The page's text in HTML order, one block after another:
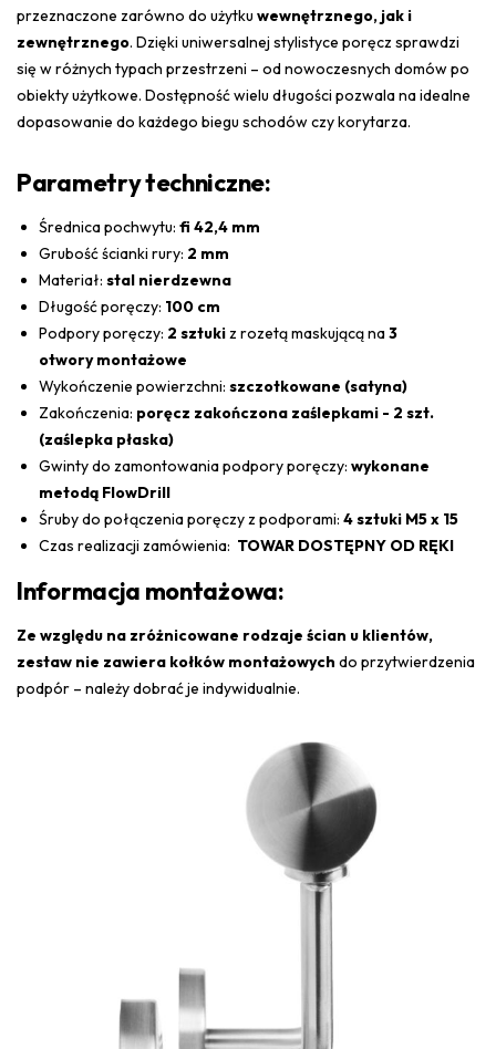
przeznaczone zarówno do użytku wewnętrznego, jak i
zewnętrznego. Dzięki uniwersalnej stylistyce poręcz sprawdzi
się w różnych typach przestrzeni – od nowoczesnych domów po
obiekty użytkowe. Dostępność wielu długości pozwala na idealne
dopasowanie do każdego biegu schodów czy korytarza.
Parametry techniczne:
Średnica pochwytu: fi 42,4 mm
Grubość ścianki rury: 2 mm
Materiał: stal nierdzewna
Długość poręczy: 100 cm
Podpory poręczy: 2 sztuki z rozetą maskującą na3
otwory montażowe
Wykończenie powierzchni: szczotkowane (satyna)
Zakończenia: poręcz zakończona zaślepkami - 2 szt.
(zaślepka płaska)
Gwinty do zamontowania podpory poręczy: wykonane
metodą FlowDrill
Śruby do połączenia poręczy z podporami: 4 sztuki M5 x 15
Czas realizacji zamówienia: TOWAR DOSTĘPNY OD RĘKI
Informacja montażowa:
Ze względu na zróżnicowane rodzaje ścian u klientów,
zestaw nie zawiera kołków montażowych do przytwierdzenia
podpór – należy dobrać je indywidualnie.